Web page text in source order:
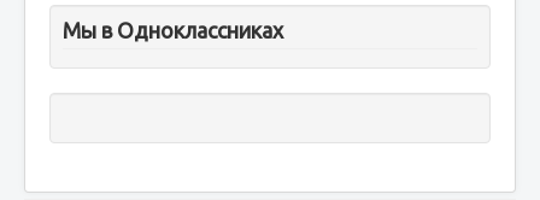
Мы в Одноклассниках